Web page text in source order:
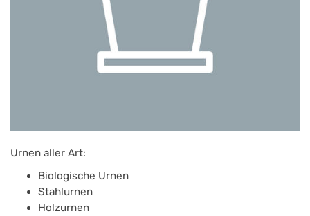
Urnen aller Art:
Biologische Urnen
Stahlurnen
Holzurnen